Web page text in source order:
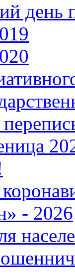
день
- 2026